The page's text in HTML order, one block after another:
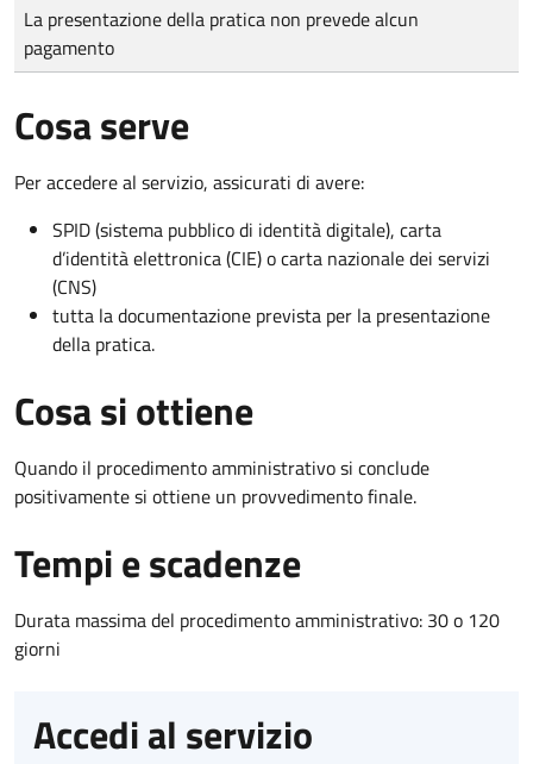
Tipo di pagamento
Importo
La presentazione della pratica non prevede alcun
pagamento
Cosa serve
Per accedere al servizio, assicurati di avere:
SPID (sistema pubblico di identità digitale), carta
d’identità elettronica (CIE) o carta nazionale dei servizi
(CNS)
tutta la documentazione prevista per la presentazione
della pratica.
Cosa si ottiene
Quando il procedimento amministrativo si conclude
positivamente si ottiene un provvedimento finale.
Tempi e scadenze
Durata massima del procedimento amministrativo: 30 o 120
giorni
Accedi al servizio